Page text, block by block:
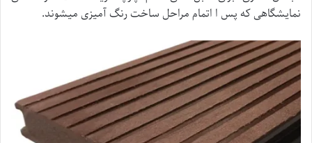
نمایشگاهی که پس ا اتمام مراحل ساخت رنگ آمیزی میشوند.